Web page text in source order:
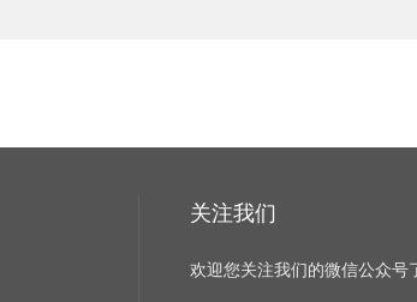
关注我们
欢迎您关注我们的微信公众号